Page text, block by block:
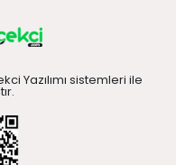
Yazılımı sistemleri ile